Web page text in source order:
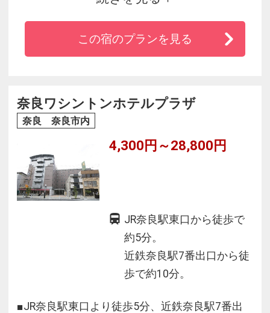
た。全客室、枕元のHDMI端子から有線ミラーリ
ングも可能。（HDMIケーブルはご持参くださ
い。貸出しはございません。）近鉄奈良線「近
都駅へも乗り換えなしでアクセス可能。
この宿のプランを見る
奈良ワシントンホテルプラザ
奈良 奈良市内
4,300円～28,800円
JR奈良駅東口から徒歩で
約5分。
近鉄奈良駅7番出口から徒
歩で約10分。
■JR奈良駅東口より徒歩5分、近鉄奈良駅7番出